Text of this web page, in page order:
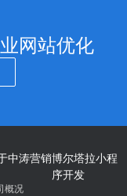
网站优化
中涛营销
概况
博尔塔拉小程
序开发